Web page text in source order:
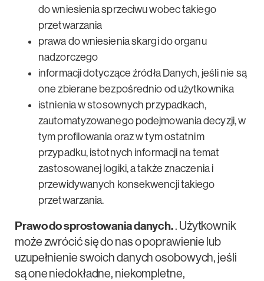
do wniesienia sprzeciwu wobec takiego
przetwarzania
prawa do wniesienia skargi do organu
nadzorczego
informacji dotyczące źródła Danych, jeśli nie są
one zbierane bezpośrednio od użytkownika
istnienia w stosownych przypadkach,
zautomatyzowanego podejmowania decyzji, w
tym profilowania oraz w tym ostatnim
przypadku, istotnych informacji na temat
zastosowanej logiki, a także znaczenia i
przewidywanych konsekwencji takiego
przetwarzania.
Prawo do sprostowania danych.. Użytkownik
może zwrócić się do nas o poprawienie lub
uzupełnienie swoich danych osobowych, jeśli
są one niedokładne, niekompletne,